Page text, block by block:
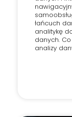
łańcuch
analitykę
danych.
analizy